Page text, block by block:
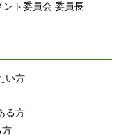
ント委員会 委員長
い方
る方
方